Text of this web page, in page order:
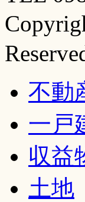
不動
一戸
収益
土地